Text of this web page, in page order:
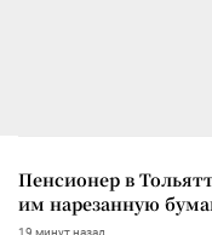
Пенсионер в
им нарезанную
19 минут назад